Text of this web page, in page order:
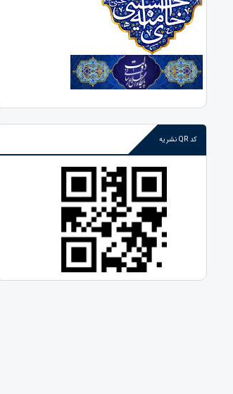
کد QR نشریه